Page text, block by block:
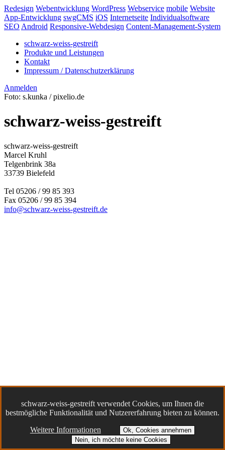
Redesign Webentwicklung WordPress Webservice mobile Website
App-Entwicklung swgCMS iOS Internetseite Individualsoftware
SEO Android Responsive-Webdesign Content-Management-System
schwarz-weiss-gestreift
Produkte und Leistungen
Kontakt
Impressum / Datenschutzerklärung
Anmelden
Foto: s.kunka / pixelio.de
schwarz-weiss-gestreift
schwarz-weiss-gestreift
Marcel Kruhl
Telgenbrink 38a
33739 Bielefeld
Tel 05206 / 99 85 393
Fax 05206 / 99 85 394
info@schwarz-weiss-gestreift.de
schwarz-weiss-gestreift verwendet Cookies, um Ihnen die
bestmögliche Funktionalität und Nutzererfahrung bieten zu können.
Weitere Informationen
Ok, Cookies annehmen
Nein, ich möchte keine Cookies